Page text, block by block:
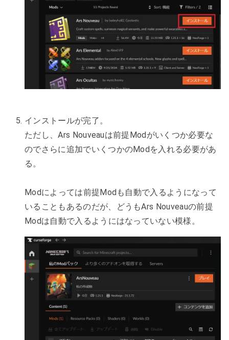
インストールが完了。
ただし、Ars Nouveauは前提Modがいくつか必要な
のでさらに追加でいくつかのModを入れる必要があ
る。
Modによっては前提Modも自動で入るようになって
いることもあるのだが、どうもArs Nouveauの前提
Modは自動で入るようにはなっていない模様。